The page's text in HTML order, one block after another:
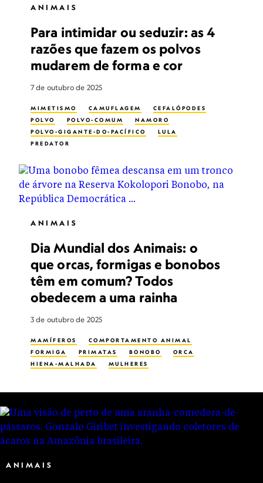
ANIMAIS
Para intimidar ou seduzir: as 4
razões que fazem os polvos
mudarem de forma e cor
7 de outubro de 2025
MIMETISMO CAMUFLAGEM
CEFALÓPODES
POLVO
POLVO-COMUM
NAMORO
POLVO-GIGANTE-DO-PACÍFICO
LULA
PREDATOR
ANIMAIS
Dia Mundial dos Animais: o
que orcas, formigas e bonobos
têm em comum? Todos
obedecem a uma rainha
3 de outubro de 2025
MAMÍFEROS
COMPORTAMENTO ANIMAL
FORMIGA
PRIMATAS BONOBO
ORCA
HIENA-MALHADA
MULHERES
ANIMAIS